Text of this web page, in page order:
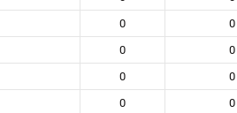
0 0
0 0
0 0
0 0